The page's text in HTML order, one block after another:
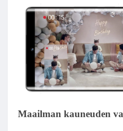
Maailman kauneuden